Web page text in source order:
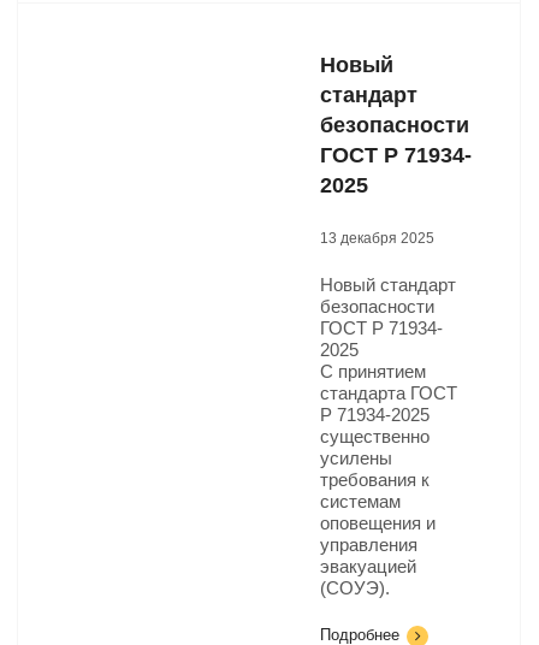
Новый
стандарт
безопасности
ГОСТ Р 71934-
2025​
13 декабря 2025
Новый стандарт
безопасности
ГОСТ Р 71934-
2025​
С принятием
стандарта ГОСТ
Р 71934-2025
существенно
усилены
требования к
системам
оповещения и
управления
эвакуацией
(СОУЭ).
Подробнее